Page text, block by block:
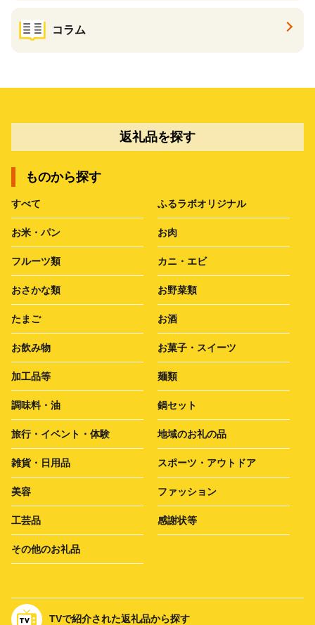
コラム
返礼品を探す
ものから探す
すべて ふるラボオリジナル
お米・パン お肉
フルーツ類 カニ・エビ
おさかな類 お野菜類
たまご お酒
お飲み物 お菓子・スイーツ
加工品等 麺類
調味料・油 鍋セット
旅行・イベント・体験 地域のお礼の品
雑貨・日用品 スポーツ・アウトドア
美容 ファッション
工芸品 感謝状等
その他のお礼品
TVで紹介された返礼品から探す